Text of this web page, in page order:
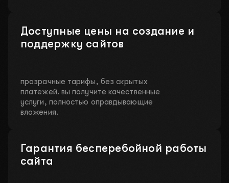
Доступные цены на создание и
поддержку сайтов
прозрачные тарифы, без скрытых
платежей. вы получите качественные
услуги, полностью оправдывающие
вложения.
Гарантия бесперебойной работы
сайта